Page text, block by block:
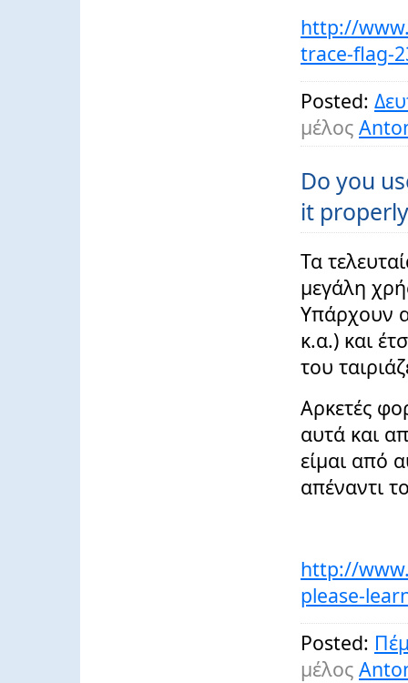
http://
trace-flag-
Posted:
μέλος
Do you
it
Τα
μεγάλη
Υπάρχουν
κ.α.) και
του
Αρκετές
αυτά και
είμαι από
απέναντι
http://
please-
Posted:
μέλος